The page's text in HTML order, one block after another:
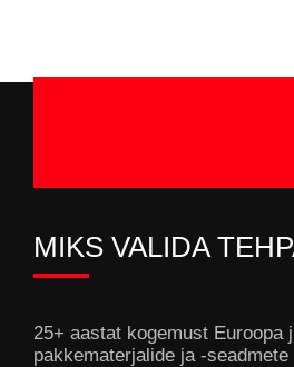
MIKS VALIDA
25+ aastat kogemust Euroopa
pakkematerjalide ja -seadmete